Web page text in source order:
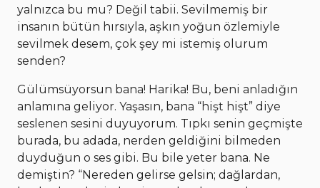
yalnızca bu mu? Değil tabii. Sevilmemiş bir
insanın bütün hırsıyla, aşkın yoğun özlemiyle
sevilmek desem, çok şey mi istemiş olurum
senden?
Gülümsüyorsun bana! Harika! Bu, beni anladığın
anlamına geliyor. Yaşasın, bana “hişt hişt” diye
seslenen sesini duyuyorum. Tıpkı senin geçmişte
burada, bu adada, nerden geldiğini bilmeden
duyduğun o ses gibi. Bu bile yeter bana. Ne
demiştin? “Nereden gelirse gelsin; dağlardan,